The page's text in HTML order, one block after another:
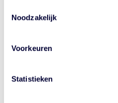
Noodzakelijk
Voorkeuren
Statistieken
Verdienste’
EN 17E ERELID VAN DE
meerwaarde nóg eens
impact maar groot genoeg